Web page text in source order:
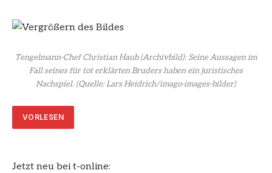
Tengelmann-Chef Christian Haub (Archivbild): Seine Aussagen im
Fall seines für tot erklärten Bruders haben ein juristisches
Nachspiel. (Quelle: Lars Heidrich/imago-images-bilder)
VORLESEN
Jetzt neu bei t-online: